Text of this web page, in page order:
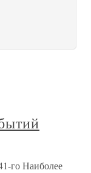
го Наиболее